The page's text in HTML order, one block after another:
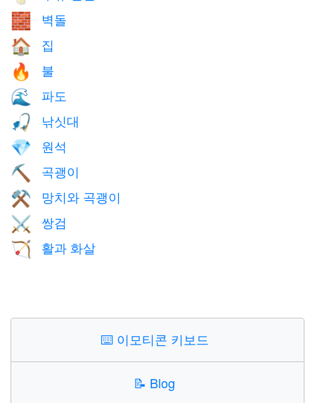
🧱 벽돌
🏠 집
🔥 불
🌊 파도
🎣 낚싯대
💎 원석
⛏️ 곡괭이
⚒️ 망치와 곡괭이
⚔️ 쌍검
🏹 활과 화살
⌨️ 이모티콘 키보드
📝 Blog